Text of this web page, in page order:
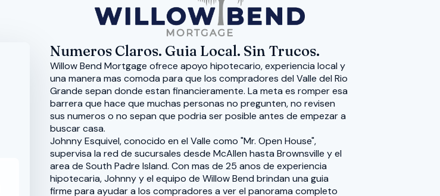
Numeros Claros. Guia Local. Sin Trucos.
Willow Bend Mortgage ofrece apoyo hipotecario, experiencia local y
una manera mas comoda para que los compradores del Valle del Rio
Grande sepan donde estan financieramente. La meta es romper esa
barrera que hace que muchas personas no pregunten, no revisen
sus numeros o no sepan que podria ser posible antes de empezar a
buscar casa.
Johnny Esquivel, conocido en el Valle como "Mr. Open House",
supervisa la red de sucursales desde McAllen hasta Brownsville y el
area de South Padre Island. Con mas de 25 anos de experiencia
hipotecaria, Johnny y el equipo de Willow Bend brindan una guia
firme para ayudar a los compradores a ver el panorama completo